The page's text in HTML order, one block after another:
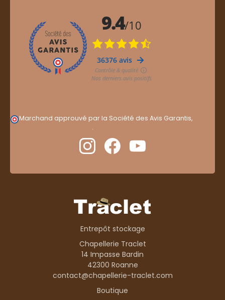
Marchand approuvé par la Société des Avis Garantis,
.
Entrepôt stockage
Chapellerie Traclet
14 Impasse Bardin
42300 Roanne
contact@chapellerie-traclet.com
Boutique